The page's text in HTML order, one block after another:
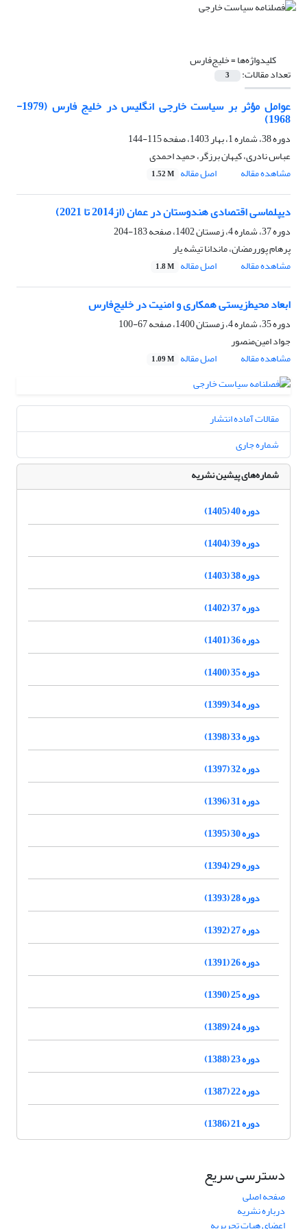
کلیدواژه‌ها =خلیج‌فارس
تعداد مقالات: 3
عوامل مؤثر بر سیاست خارجی انگلیس در خلیج فارس (1979-
1968)
دوره 38، شماره 1، بهار 1403، صفحه
115-144
عباس نادری، کیهان برزگر، حمید احمدی
مشاهده مقاله
اصل مقاله 1.52 M
دیپلماسی اقتصادی هندوستان در عمان (از2014 تا 2021)
دوره 37، شماره 4، زمستان 1402، صفحه
183-204
پرهام پوررمضان، ماندانا تیشه یار
مشاهده مقاله
اصل مقاله 1.8 M
ابعاد محیط‌زیستی همکاری و امنیت در خلیج‌فارس
دوره 35، شماره 4، زمستان 1400، صفحه
67-100
جواد امین‌منصور
مشاهده مقاله
اصل مقاله 1.09 M
مقالات آماده انتشار
شماره جاری
شماره‌های پیشین نشریه
دوره 40 (1405)
دوره 39 (1404)
دوره 38 (1403)
دوره 37 (1402)
دوره 36 (1401)
دوره 35 (1400)
دوره 34 (1399)
دوره 33 (1398)
دوره 32 (1397)
دوره 31 (1396)
دوره 30 (1395)
دوره 29 (1394)
دوره 28 (1393)
دوره 27 (1392)
دوره 26 (1391)
دوره 25 (1390)
دوره 24 (1389)
دوره 23 (1388)
دوره 22 (1387)
دوره 21 (1386)
دسترسی سریع
صفحه اصلی
درباره نشریه
اعضای هیات تحریریه